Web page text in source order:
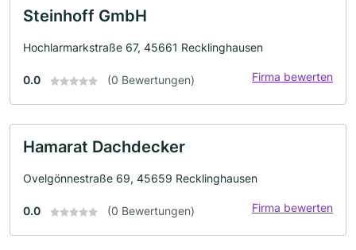
Steinhoff GmbH
Hochlarmarkstraße 67, 45661 Recklinghausen
0.0 (0 Bewertungen) Firma bewerten
Hamarat Dachdecker
Ovelgönnestraße 69, 45659 Recklinghausen
0.0 (0 Bewertungen) Firma bewerten